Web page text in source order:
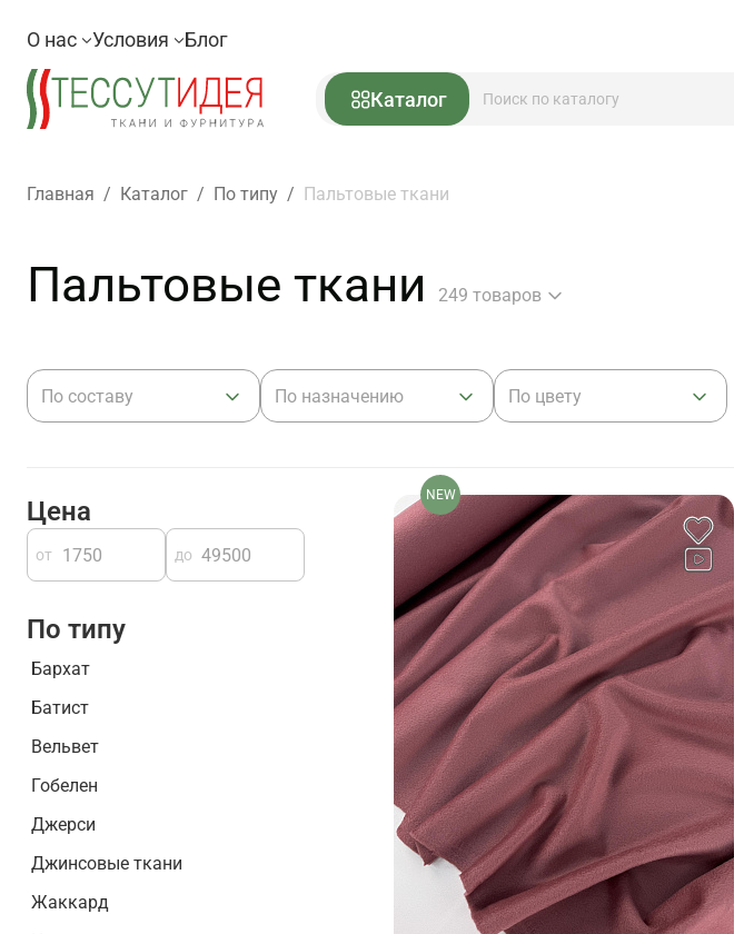
О нас Условия Блог
Каталог
Главная / Каталог / По типу / Пальтовые ткани
Пальтовые ткани 249 товаров
По составу По назначению По цвету
Цена
от до
По типу
Бархат
Батист
Вельвет
Гобелен
Джерси
Джинсовые ткани
Жаккард
NEW